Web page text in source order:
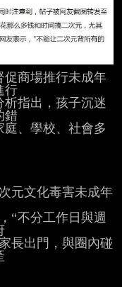
促商場推行未成年
行
指出，孩子沉迷
錯
庭、學校、社會多
元文化毒害未成年
“不分工作日與週
長出門，與圈內碰